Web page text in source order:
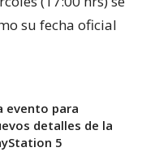
su fecha oficial
evento para
detalles de la
5